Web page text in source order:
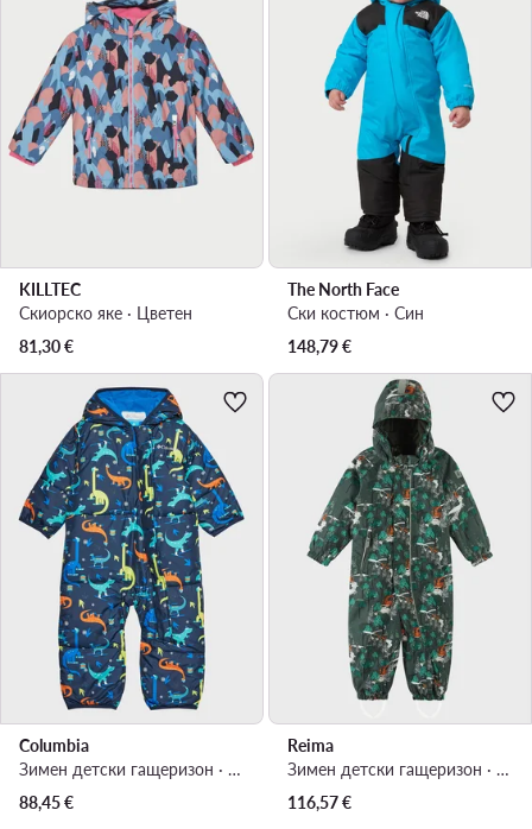
KILLTEC
Скиорско яке · Цветен
81,30€
The North Face
Ски костюм · Син
148,79€
Columbia
Зимен детски гащеризон · Цветен
88,45€
Reima
Зимен детски гащеризон · Зелен
116,57€